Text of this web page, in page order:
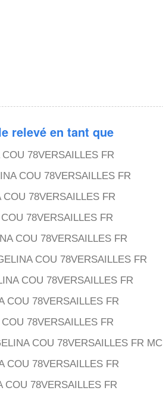
relevé en tant que
78VERSAILLES FR
COU 78VERSAILLES FR
78VERSAILLES FR
78VERSAILLES FR
COU 78VERSAILLES FR
COU 78VERSAILLES FR
COU 78VERSAILLES FR
COU 78VERSAILLES FR
78VERSAILLES FR
COU 78VERSAILLES FR MC
COU 78VERSAILLES FR
COU 78VERSAILLES FR